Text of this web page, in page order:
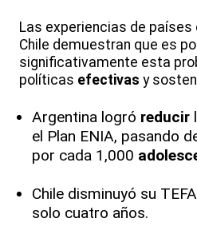
Las experiencias de países
Chile demuestran que es
significativamente esta
políticas efectivas y
Argentina logró reducir
el Plan ENIA, pasando
por cada 1,000
Chile disminuyó su
solo cuatro años.